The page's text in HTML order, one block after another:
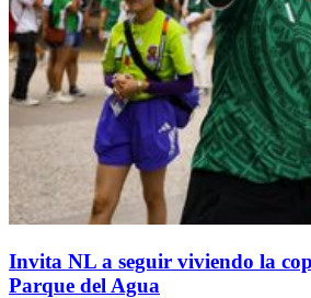
Invita NL a seguir viviendo la
Parque del Agua